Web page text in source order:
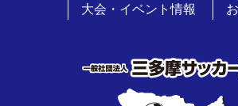
大会・イベント情報